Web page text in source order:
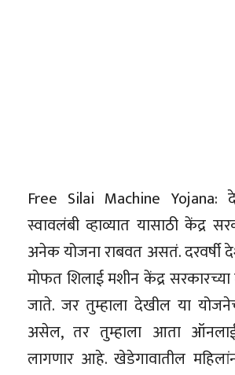
Free Silai Machine Yojana:
स्वावलंबी व्हाव्यात यासाठी केंद्र
अनेक योजना राबवत असतं. दरवर्षी
मोफत शिलाई मशीन केंद्र सरकारच्या
जाते. जर तुम्हाला देखील या
असेल, तर तुम्हाला आता
लागणार आहे. खेडेगावातील